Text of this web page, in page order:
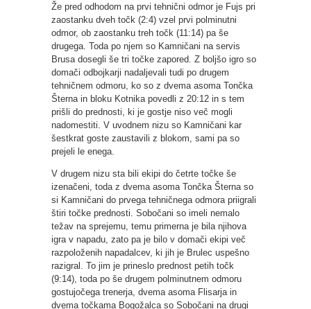
Že pred odhodom na prvi tehnični odmor je Fujs pri
zaostanku dveh točk (2:4) vzel prvi polminutni
odmor, ob zaostanku treh točk (11:14) pa še
drugega. Toda po njem so Kamničani na servis
Brusa dosegli še tri točke zapored. Z boljšo igro so
domači odbojkarji nadaljevali tudi po drugem
tehničnem odmoru, ko so z dvema asoma Tončka
Šterna in bloku Kotnika povedli z 20:12 in s tem
prišli do prednosti, ki je gostje niso več mogli
nadomestiti. V uvodnem nizu so Kamničani kar
šestkrat goste zaustavili z blokom, sami pa so
prejeli le enega.
V drugem nizu sta bili ekipi do četrte točke še
izenačeni, toda z dvema asoma Tončka Šterna so
si Kamničani do prvega tehničnega odmora priigrali
štiri točke prednosti. Sobočani so imeli nemalo
težav na sprejemu, temu primerna je bila njihova
igra v napadu, zato pa je bilo v domači ekipi več
razpoloženih napadalcev, ki jih je Brulec uspešno
razigral. To jim je prineslo prednost petih točk
(9:14), toda po še drugem polminutnem odmoru
gostujočega trenerja, dvema asoma Flisarja in
dvema točkama Bogožalca so Sobočani na drugi